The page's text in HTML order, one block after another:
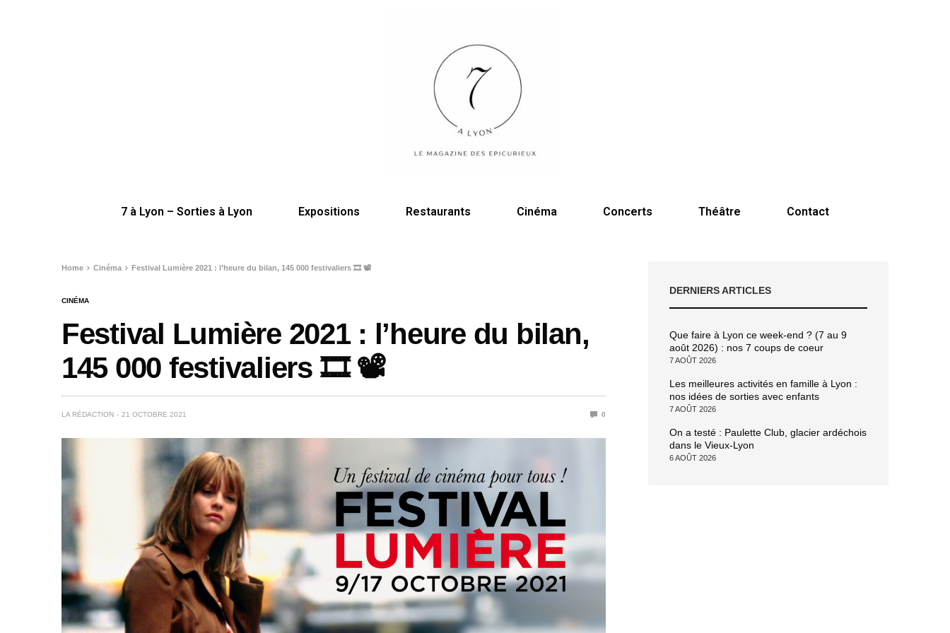
7 à Lyon – Sorties à Lyon Expositions Restaurants Cinéma Concerts Théâtre Contact
Home Cinéma Festival Lumière 2021 : l’heure du bilan, 145 000 festivaliers 🎞️ 📽️
CINÉMA
Festival Lumière 2021 : l’heure du bilan,
145 000 festivaliers 🎞️ 📽️
LA RÉDACTION 21 OCTOBRE 2021 0
DERNIERS ARTICLES
Que faire à Lyon ce week-end ? (7 au 9
août 2026) : nos 7 coups de coeur
7 AOÛT 2026
Les meilleures activités en famille à Lyon :
nos idées de sorties avec enfants
7 AOÛT 2026
On a testé : Paulette Club, glacier ardéchois
dans le Vieux-Lyon
6 AOÛT 2026